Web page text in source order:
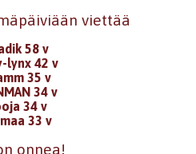
viettää
58 v
lynx 42 v
35 v
34 v
34 v
33 v
onnea!